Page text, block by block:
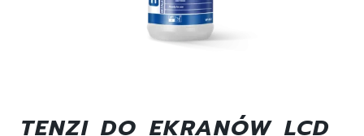
TENZI DO EKRANÓW LCD